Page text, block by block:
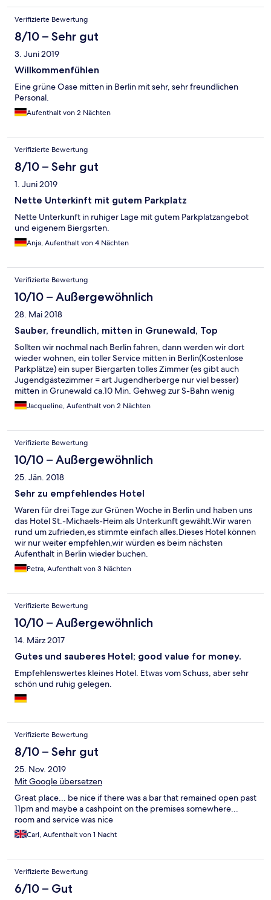
Verifizierte Bewertung
8/10 – Sehr gut
3. Juni 2019
Willkommenfühlen
Eine grüne Oase mitten in Berlin mit sehr, sehr freundlichen
Personal.
Aufenthalt von 2 Nächten
Verifizierte Bewertung
8/10 – Sehr gut
1. Juni 2019
Nette Unterkinft mit gutem Parkplatz
Nette Unterkunft in ruhiger Lage mit gutem Parkplatzangebot
und eigenem Biergsrten.
Anja, Aufenthalt von 4 Nächten
Verifizierte Bewertung
10/10 – Außergewöhnlich
28. Mai 2018
Sauber, freundlich, mitten in Grunewald, Top
Sollten wir nochmal nach Berlin fahren, dann werden wir dort
wieder wohnen, ein toller Service mitten in Berlin(Kostenlose
Parkplätze) ein super Biergarten tolles Zimmer (es gibt auch
Jugendgästezimmer = art Jugendherberge nur viel besser)
mitten in Grunewald ca.10 Min. Gehweg zur S-Bahn wenig
Verkehr (ideal für Familien mit Kindern, da das Grundstück sehr
weitläufig und eingezäunt ist) wir hatten unsere Fahrräder mit,
eine Fahrrad freundliche Stadt , nur 3 Km zur Messe und 8km
zum Wannsee. Ca.5km vom Kuhdamm entfernt ,dann ist man
mitten in Berlin. Da es ein altes Villenviertel ist, ist es sehr geflegt
und sauber. Die Anwohner sind sehr hilfsbereit und die
Angestellten waren sehr bemüht gewesen uns Strecken und
Restaurants zu empfehlen. Das Frühstück war für Berliner
Verhältnisse recht günstig (10,- allinklusive.). Es gibt eine offene
Kirche ,ist aber kein muß.
Jacqueline, Aufenthalt von 2 Nächten
Verifizierte Bewertung
10/10 – Außergewöhnlich
25. Jän. 2018
Sehr zu empfehlendes Hotel
Waren für drei Tage zur Grünen Woche in Berlin und haben uns
das Hotel St.-Michaels-Heim als Unterkunft gewählt.Wir waren
rund um zufrieden,es stimmte einfach alles.Dieses Hotel können
wir nur weiter empfehlen,wir würden es beim nächsten
Aufenthalt in Berlin wieder buchen.
Petra, Aufenthalt von 3 Nächten
Verifizierte Bewertung
10/10 – Außergewöhnlich
14. März 2017
Gutes und sauberes Hotel; good value for money.
Empfehlenswertes kleines Hotel. Etwas vom Schuss, aber sehr
schön und ruhig gelegen.
Verifizierte Bewertung
8/10 – Sehr gut
25. Nov. 2019
Mit Google übersetzen
Great place... be nice if there was a bar that remained open past
11pm and maybe a cashpoint on the premises somewhere...
room and service was nice
Carl, Aufenthalt von 1 Nacht
Verifizierte Bewertung
6/10 – Gut